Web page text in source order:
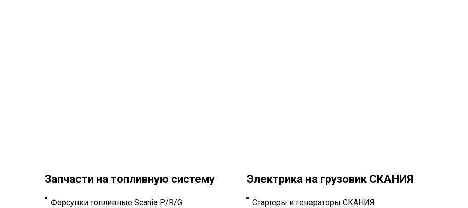
Запчасти на топливную систему
Форсунки топливные Scania P/R/G
Электрика на грузовик СКАНИЯ
Стартеры и генераторы СКАНИЯ